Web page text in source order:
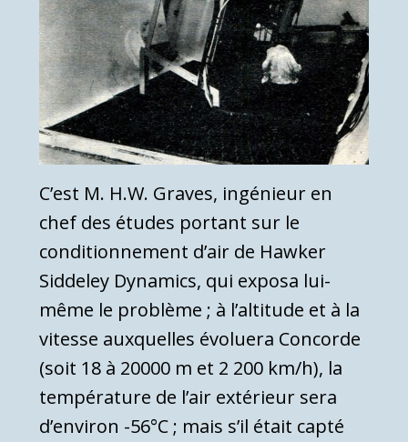
C’est M. H.W. Graves, ingénieur en
chef des études portant sur le
conditionnement d’air de Hawker
Siddeley Dynamics, qui exposa lui-
même le problème ; à l’altitude et à la
vitesse auxquelles évoluera Concorde
(soit 18 à 20000 m et 2 200 km/h), la
température de l’air extérieur sera
d’environ -56°C ; mais s’il était capté